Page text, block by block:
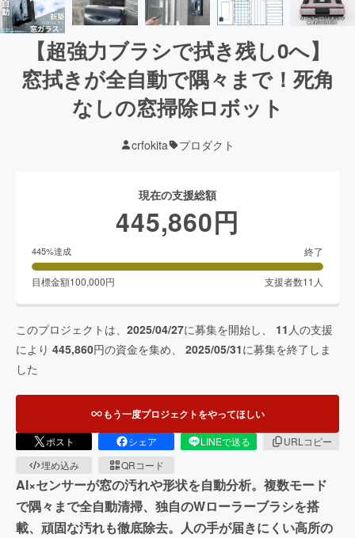
【超強力ブラシで拭き残し0へ】
窓拭きが全自動で隅々まで！死角
なしの窓掃除ロボット
crfokita プロダクト
現在の支援総額
445,860円
445%達成 終了
目標金額100,000円 支援者数11 人
このプロジェクトは、 2025/04/27に募集を開始し、 11 人の支援
により 445,860円の資金を集め、 2025/05/31に募集を終了しま
した
もう一度プロジェクトをやってほしい
ポスト シェア LINEで送る
URLコピー
埋め込み
QRコード
AI×センサーが窓の汚れや形状を自動分析。複数モード
で隅々まで全自動清掃、独自のWローラーブラシを搭
載、頑固な汚れも徹底除去。人の手が届きにくい高所の